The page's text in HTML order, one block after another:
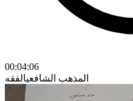
00:04:06
المذهب الشافعيالفقه